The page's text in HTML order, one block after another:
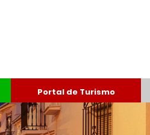
Portal de Turismo